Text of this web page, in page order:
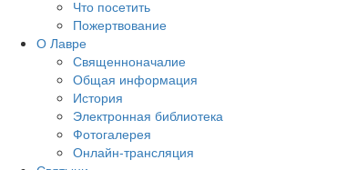
Что посетить
Пожертвование
О Лавре
Священноначалие
Общая информация
История
Электронная библиотека
Фотогалерея
Онлайн-трансляция